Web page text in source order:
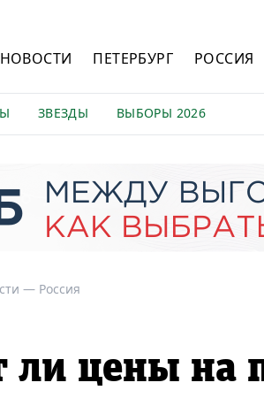
ПЕТЕРБУРГ РОССИЯ
ЗВЕЗДЫ ВЫБОРЫ 2026
— Россия
ли цены на